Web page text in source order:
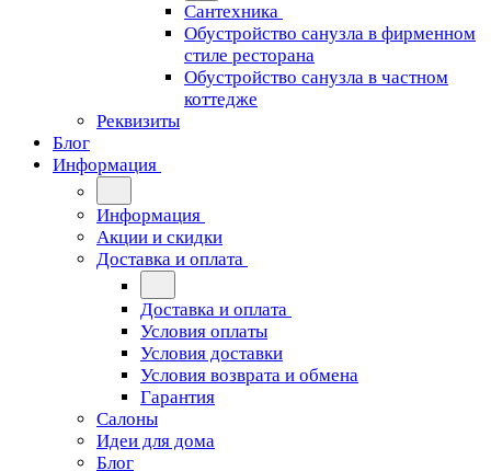
Сантехника
Обустройство санузла в фирменном
стиле ресторана
Обустройство санузла в частном
коттедже
Реквизиты
Блог
Информация
Информация
Акции и скидки
Доставка и оплата
Доставка и оплата
Условия оплаты
Условия доставки
Условия возврата и обмена
Гарантия
Салоны
Идеи для дома
Блог